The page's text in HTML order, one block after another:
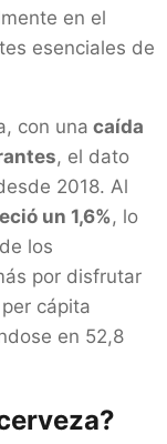
en el
esenciales de
con una caída
, el dato
2018. Al
un 1,6%, lo
los
por disfrutar
cápita
en 52,8